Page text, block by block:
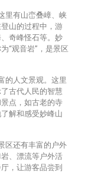
里有山峦叠嶂、峡
山的过程中，游
奇峰怪石等。妙
“观音岩”，是景区
的人文景观。这里
古代人民的智慧
点，如古老的寺
解和感受妙峰山
区还有丰富的户外
、漂流等户外活
，让游客品尝到